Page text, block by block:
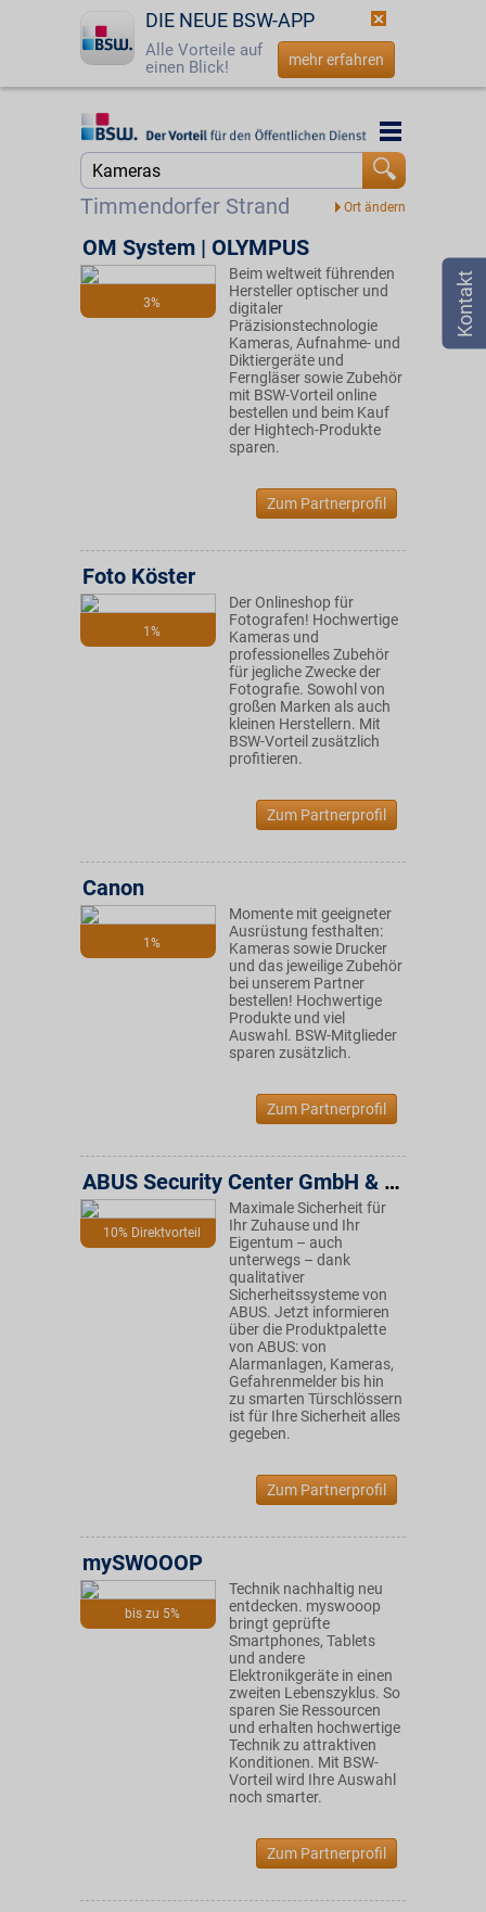
DIE NEUE BSW-APP
Alle Vorteile auf
einen Blick!
mehr erfahren
Startseite
☎ 0800 - 279 25 82
Timmendorfer Strand
Startseite
3%
OM System | OLYMPUS
Beim weltweit führenden
Hersteller optischer und
digitaler
Präzisionstechnologie
Kameras, Aufnahme- und
Diktiergeräte und
Ferngläser sowie Zubehör
mit BSW-Vorteil online
bestellen und beim Kauf
der Hightech-Produkte
sparen.
Zum Partnerprofil
1%
Foto Köster
Der Onlineshop für
Fotografen! Hochwertige
Kameras und
professionelles Zubehör
für jegliche Zwecke der
Fotografie. Sowohl von
großen Marken als auch
kleinen Herstellern. Mit
BSW-Vorteil zusätzlich
profitieren.
Zum Partnerprofil
1%
Canon
Momente mit geeigneter
Ausrüstung festhalten:
Kameras sowie Drucker
und das jeweilige Zubehör
bei unserem Partner
bestellen! Hochwertige
Produkte und viel
Auswahl. BSW-Mitglieder
sparen zusätzlich.
Zum Partnerprofil
10% Direktvorteil
ABUS Security Center GmbH & Co. KG
Maximale Sicherheit für
Ihr Zuhause und Ihr
Eigentum – auch
unterwegs – dank
qualitativer
Sicherheitssysteme von
ABUS. Jetzt informieren
über die Produktpalette
von ABUS: von
Alarmanlagen, Kameras,
Gefahrenmelder bis hin
zu smarten Türschlössern
ist für Ihre Sicherheit alles
gegeben.
Zum Partnerprofil
bis zu 5%
mySWOOOP
Technik nachhaltig neu
entdecken. myswooop
bringt geprüfte
Smartphones, Tablets
und andere
Elektronikgeräte in einen
zweiten Lebenszyklus. So
sparen Sie Ressourcen
und erhalten hochwertige
Technik zu attraktiven
Konditionen. Mit BSW-
Vorteil wird Ihre Auswahl
noch smarter.
Zum Partnerprofil